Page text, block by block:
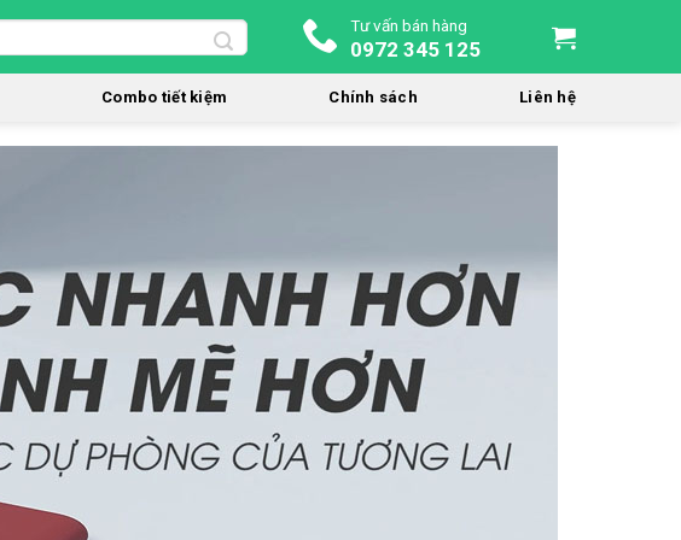
Tư vấn bán hàng
0972 345 125
Combo tiết kiệm Chính sách Liên hệ